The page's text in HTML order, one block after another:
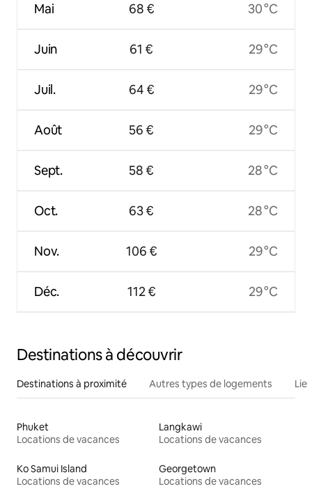
Mai
Juin
Juil.
Août
Sept.
Oct.
Nov.
Déc.
68 €
61 €
64 €
56 €
58 €
63 €
106 €
112 €
30 °C
29 °C
29 °C
29 °C
28 °C
28 °C
29 °C
29 °C
Destinations à découvrir
Destinations à proximité Autres types de logements
Phuket
Locations de vacances
Langkawi
Locations de vacances
Ko Samui Island
Locations de vacances
Georgetown
Locations de vacances